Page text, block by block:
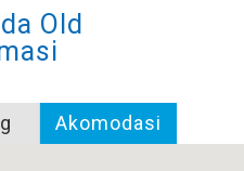
Old
Akomodasi